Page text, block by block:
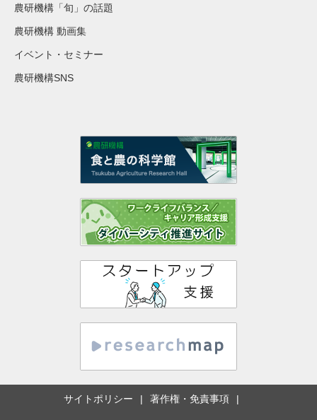
農研機構「旬」の話題
農研機構 動画集
イベント・セミナー
農研機構SNS
サイトポリシー 著作権・免責事項